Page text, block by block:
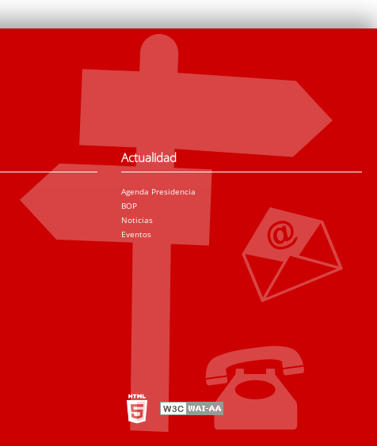
Actualidad
Agenda Presidencia
BOP
Noticias
Eventos